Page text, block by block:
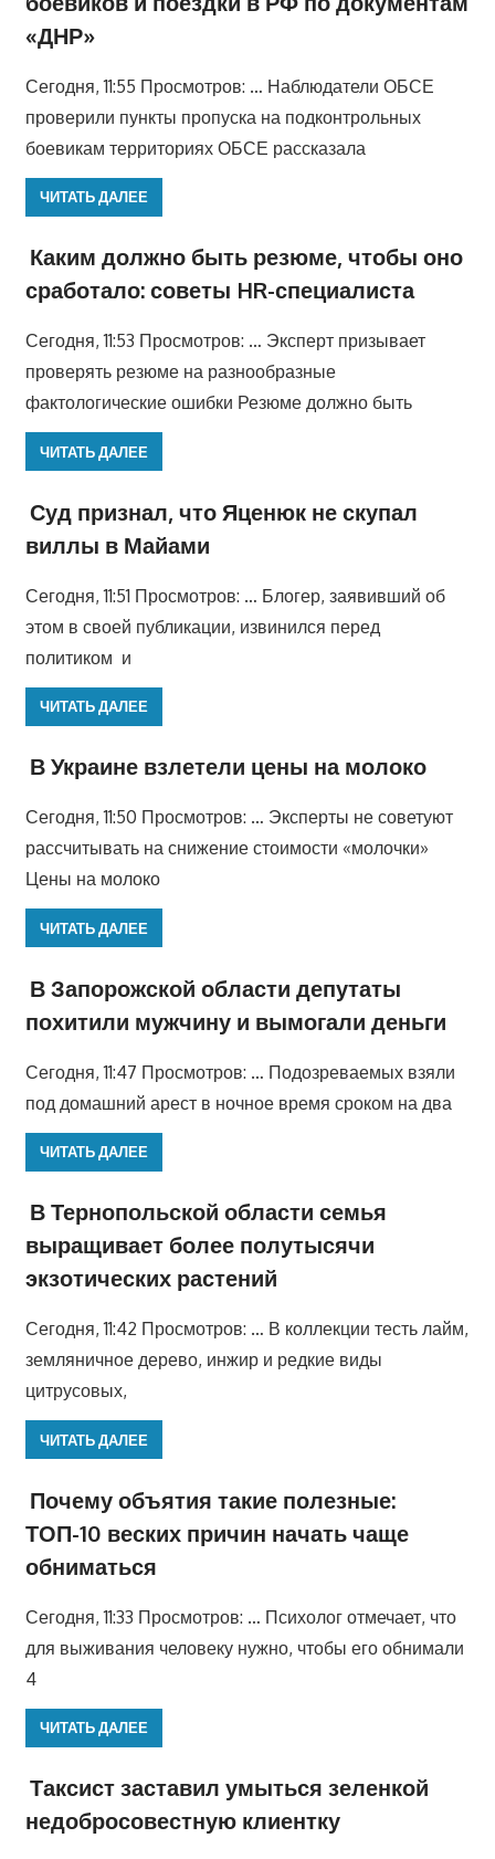
«ДНР»
Сегодня, 11:55 Просмотров: … Наблюдатели ОБСЕ
проверили пункты пропуска на подконтрольных
боевикам территориях ОБСЕ рассказала
ЧИТАТЬ ДАЛЕЕ
Каким должно быть резюме, чтобы оно
сработало: советы HR-специалиста
Сегодня, 11:53 Просмотров: … Эксперт призывает
проверять резюме на разнообразные
фактологические ошибки Резюме должно быть
ЧИТАТЬ ДАЛЕЕ
Суд признал, что Яценюк не скупал
виллы в Майами
Сегодня, 11:51 Просмотров: … Блогер, заявивший об
этом в своей публикации, извинился перед
политиком и
ЧИТАТЬ ДАЛЕЕ
В Украине взлетели цены на молоко
Сегодня, 11:50 Просмотров: … Эксперты не советуют
рассчитывать на снижение стоимости «молочки»
Цены на молоко
ЧИТАТЬ ДАЛЕЕ
В Запорожской области депутаты
похитили мужчину и вымогали деньги
Сегодня, 11:47 Просмотров: … Подозреваемых взяли
под домашний арест в ночное время сроком на два
ЧИТАТЬ ДАЛЕЕ
В Тернопольской области семья
выращивает более полутысячи
экзотических растений
Сегодня, 11:42 Просмотров: … В коллекции тесть лайм,
земляничное дерево, инжир и редкие виды
цитрусовых,
ЧИТАТЬ ДАЛЕЕ
Почему объятия такие полезные:
ТОП-10 веских причин начать чаще
обниматься
Сегодня, 11:33 Просмотров: … Психолог отмечает, что
для выживания человеку нужно, чтобы его обнимали
4
ЧИТАТЬ ДАЛЕЕ
Таксист заставил умыться зеленкой
недобросовестную клиентку